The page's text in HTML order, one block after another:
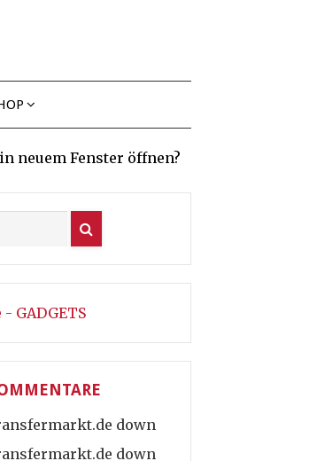
neuem Fenster öffnen?
GADGETS
down
down